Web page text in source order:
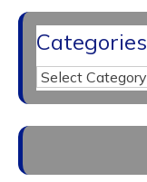
Categories